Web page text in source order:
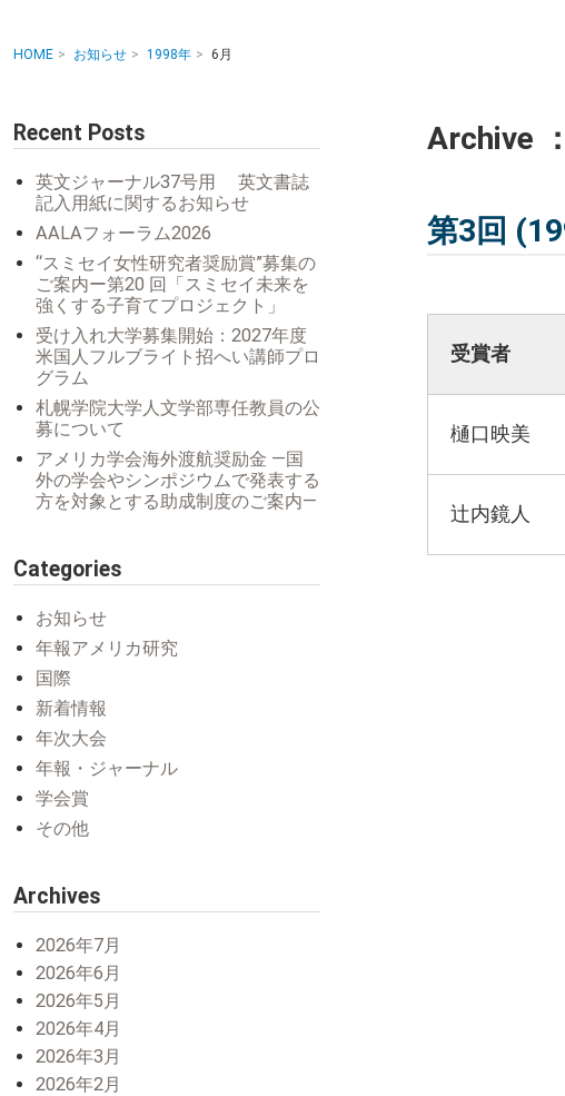
HOME お知らせ 1998年 6月
Archive
第3回
受賞者
樋口映美
辻内鏡人
Recent Posts
英文ジャーナル37号用 英文書誌
記入用紙に関するお知らせ
AALAフォーラム2026
“スミセイ女性研究者奨励賞”募集の
ご案内ー第20 回「スミセイ未来を
強くする子育てプロジェクト」
受け入れ大学募集開始：2027年度
米国人フルブライト招へい講師プロ
グラム
札幌学院大学人文学部専任教員の公
募について
アメリカ学会海外渡航奨励金 ―国
外の学会やシンポジウムで発表する
方を対象とする助成制度のご案内―
Categories
お知らせ
年報アメリカ研究
国際
新着情報
年次大会
年報・ジャーナル
学会賞
その他
Archives
2026年7月
2026年6月
2026年5月
2026年4月
2026年3月
2026年2月